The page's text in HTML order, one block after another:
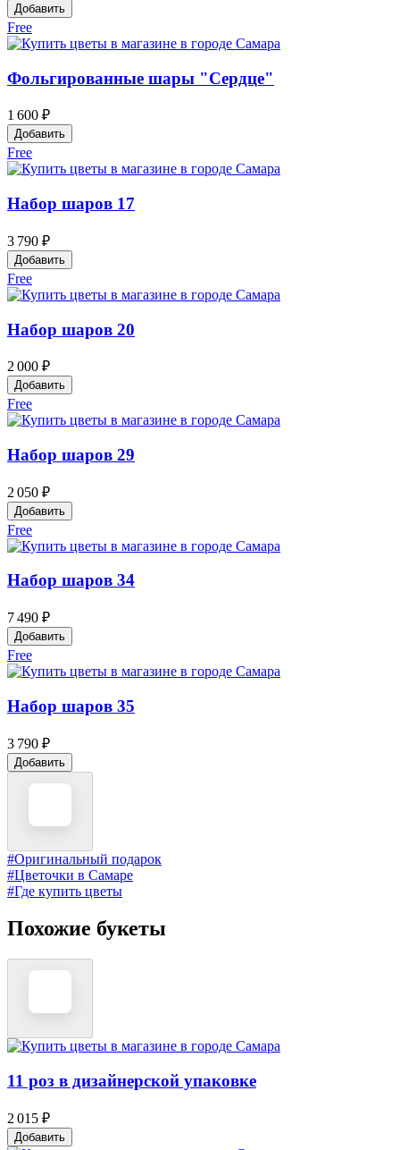
Добавить
Free
Фольгированные шары "Сердце"
1 600 ₽
Добавить
Free
Набор шаров 17
3 790 ₽
Добавить
Free
Набор шаров 20
2 000 ₽
Добавить
Free
Набор шаров 29
2 050 ₽
Добавить
Free
Набор шаров 34
7 490 ₽
Добавить
Free
Набор шаров 35
3 790 ₽
Добавить
#Оригинальный подарок
#Цветочки в Самаре
#Где купить цветы
Похожие букеты
11 роз в дизайнерской упаковке
2 015 ₽
Добавить